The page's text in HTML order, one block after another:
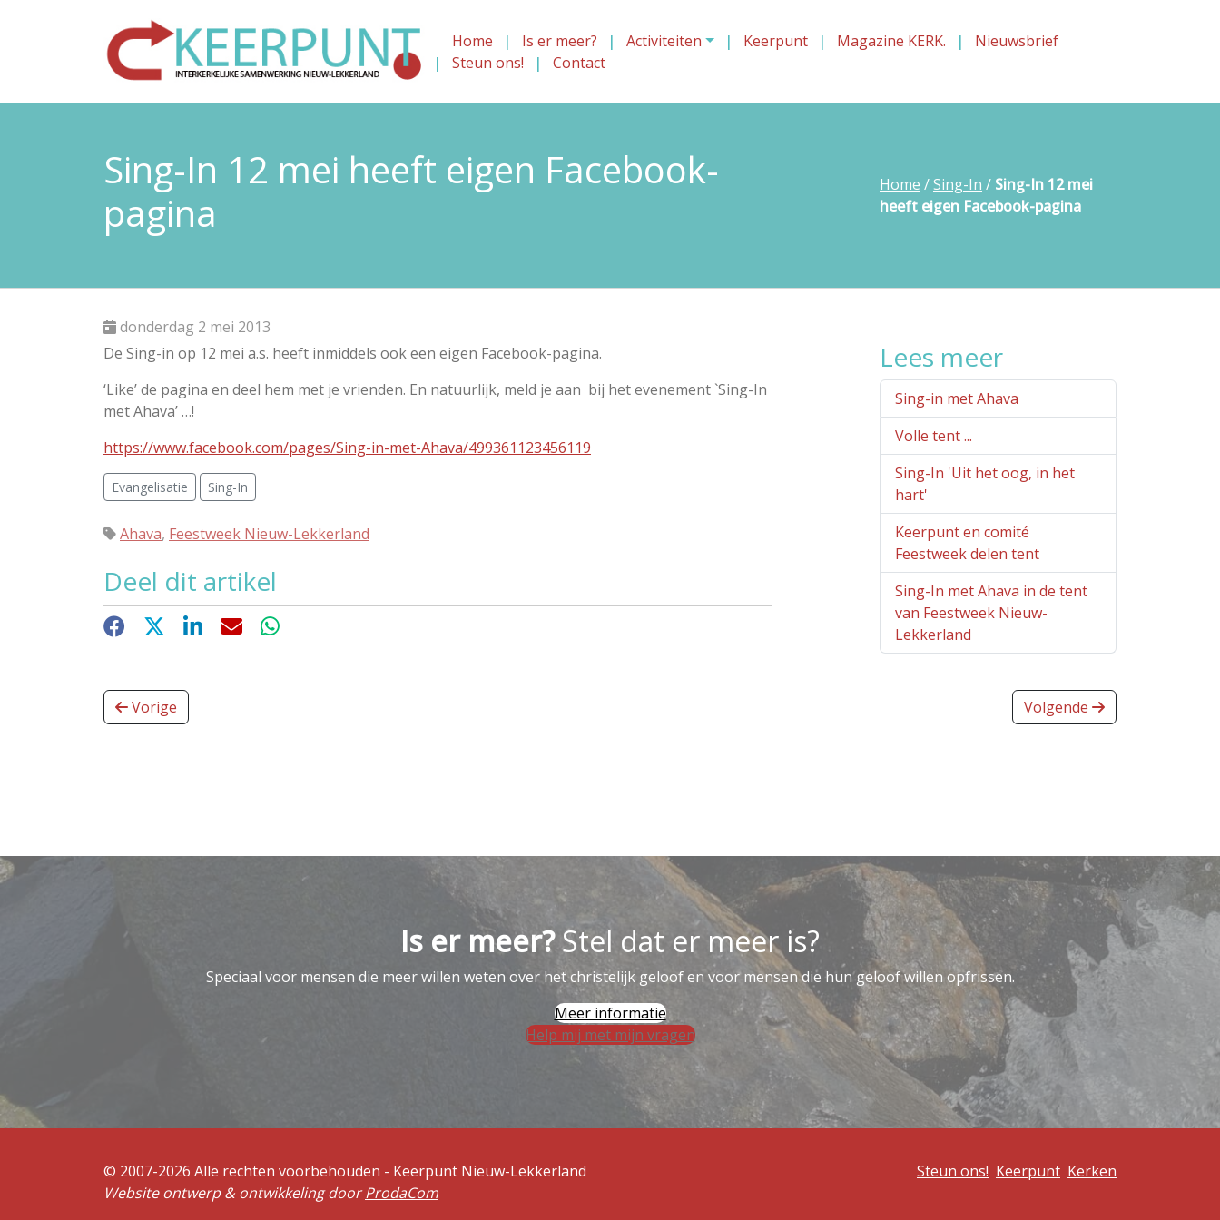
Home Is er meer? Activiteiten Keerpunt Magazine KERK.
Nieuwsbrief
Steun ons!
Contact
Sing-In 12 mei heeft eigen Facebook-
pagina
Home /Sing-In / Sing-In 12 mei
heeft eigen Facebook-pagina
donderdag 2 mei 2013
De Sing-in op 12 mei a.s. heeft inmiddels ook een eigen Facebook-pagina.
‘Like’ de pagina en deel hem met je vrienden. En natuurlijk, meld je aan bij het evenement `Sing-In
met Ahava’ …!
https://www.facebook.com/pages/Sing-in-met-Ahava/499361123456119
Evangelisatie Sing-In
Ahava, Feestweek Nieuw-Lekkerland
Deel dit artikel
Facebook LinkedInE-mailWhatsApp
Lees meer
Sing-in met Ahava
Volle tent ...
Sing-In 'Uit het oog, in het
hart'
Keerpunt en comité
Feestweek delen tent
Sing-In met Ahava in de tent
van Feestweek Nieuw-
Lekkerland
Vorige Volgende
Is er meer?Stel dat er meer is?
Speciaal voor mensen die meer willen weten over het christelijk geloof en voor mensen die hun geloof willen opfrissen.
Meer informatie
Help mij met mijn vragen
© 2007-2026 Alle rechten voorbehouden - Keerpunt Nieuw-Lekkerland
Website ontwerp & ontwikkeling doorProdaCom
Steun ons! Keerpunt Kerken